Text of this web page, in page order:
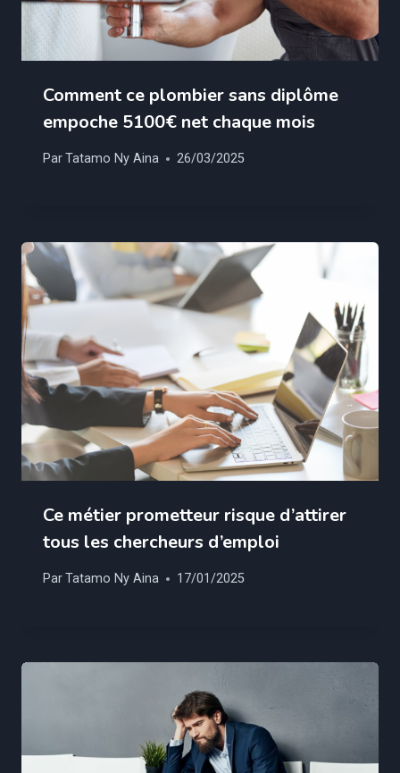
Comment ce plombier sans diplôme
empoche 5100€ net chaque mois
ParTatamo Ny Aina 26/03/2025
Ce métier prometteur risque d’attirer
tous les chercheurs d’emploi
ParTatamo Ny Aina 17/01/2025